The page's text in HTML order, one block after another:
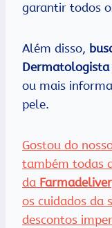
garantir todos
Além disso,
ou mais
pele.
Gostou do
também todas
da
os cuidados da
descontos